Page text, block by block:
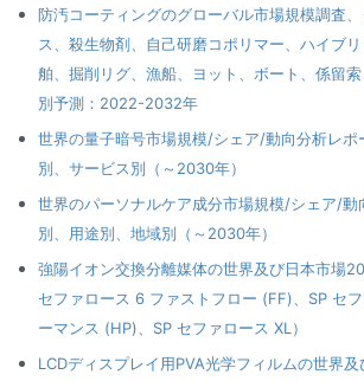
防汚コーティングのグローバル市場規模調査
ス、殺生物剤、自己研磨コポリマー、ハイブ
舶、掘削リグ、漁船、ヨット、ボート、係留
別予測：2022-2032年
世界の量子暗号市場規模/シェア/動向分析レポ
別、サービス別（～2030年）
世界のパーソナルケア成分市場規模/シェア/動
別、用途別、地域別（～2030年）
強陽イオン交換分離媒体の世界及び日本市場
セファロース 6 ファストフロー (FF)、SP セ
ーマンス (HP)、SP セファロース XL）
LCDディスプレイ用PVA光学フィルムの世界